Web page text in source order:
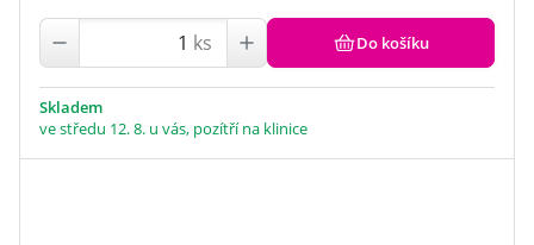
ks Do košíku
Skladem
ve středu 12. 8. u vás, pozítří na klinice